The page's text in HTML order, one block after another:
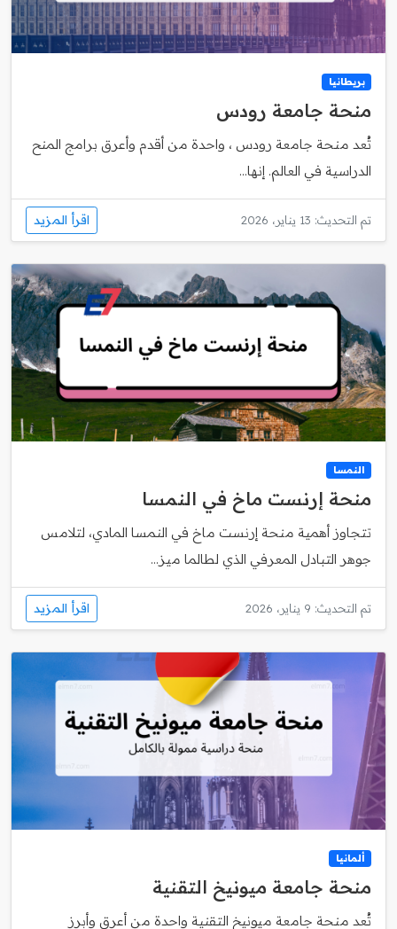
بريطانيا
منحة جامعة رودس
تُعد منحة جامعة رودس ، واحدة من أقدم وأعرق برامج المنح
الدراسية في العالم. إنها...
تم التحديث: 13 يناير، 2026 اقرأ المزيد
النمسا
منحة إرنست ماخ في النمسا
تتجاوز أهمية منحة إرنست ماخ في النمسا المادي، لتلامس
جوهر التبادل المعرفي الذي لطالما ميز...
تم التحديث: 9 يناير، 2026 اقرأ المزيد
ألمانيا
منحة جامعة ميونيخ التقنية
تُعد منحة جامعة ميونيخ التقنية واحدة من أعرق وأبرز